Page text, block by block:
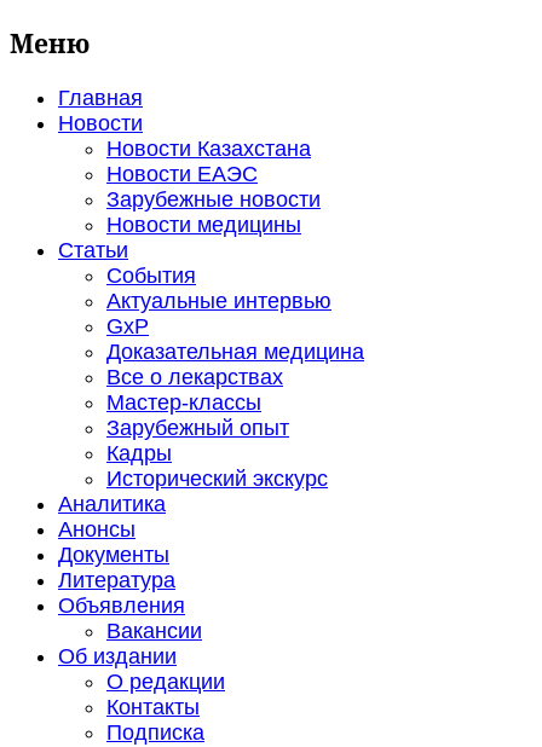
Меню
Главная
Новости
Новости Казахстана
Новости ЕАЭС
Зарубежные новости
Новости медицины
Статьи
События
Актуальные интервью
GxP
Доказательная медицина
Все о лекарствах
Мастер-классы
Зарубежный опыт
Кадры
Исторический экскурс
Аналитика
Анонсы
Документы
Литература
Объявления
Вакансии
Об издании
О редакции
Контакты
Подписка